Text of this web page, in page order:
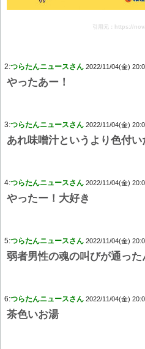
引用元：https://
2:つらたんニュースさん 2022/11/04(金)
やったあー！
3:つらたんニュースさん 2022/11/04(金)
あれ味噌汁というより色付
4:つらたんニュースさん 2022/11/04(金)
やったー！大好き
5:つらたんニュースさん 2022/11/04(金)
弱者男性の魂の叫びが通った
6:つらたんニュースさん 2022/11/04(金)
茶色いお湯